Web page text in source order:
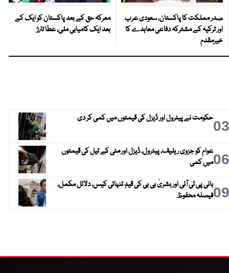
صدر مملکت کا پاکستان، سعودی عرب
اور ترکیہ کے مشترکہ دفاعی معاہدے کا
خیرمقدم
معرکہ حق کے بعد پاکستان کو ایک کے
بعد ایک کامیابی ملی، عطا تارڑ
03حکومت نے پیٹرول اور ڈیزل کی قیمتوں میں کمی کر دی
06عوام کو جزوی ریلیف، پیٹرول، ڈیزل اور مٹی کے تیل کی قیمتوں
میں کمی
09بانی پی ٹی آئی اور بشریٰ بی بی کی قیدِ تنہائی کیس، دلائل مکمل،
فیصلہ محفوظ